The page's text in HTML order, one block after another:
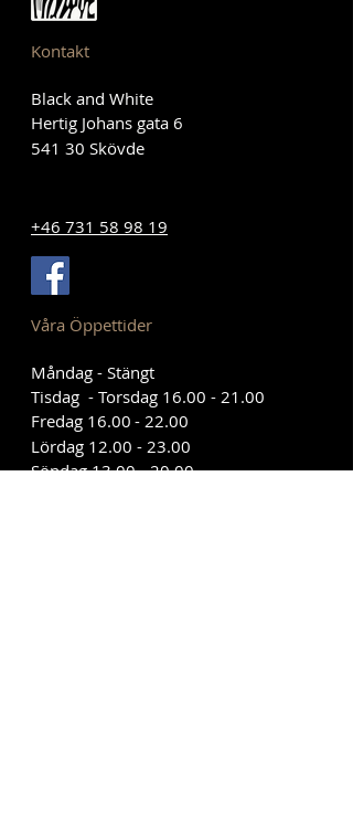
Kontakt
Black and White
Hertig Johans gata 6
541 30 Skövde
+46 731 58 98 19
Våra Öppettider
Måndag - Stängt
Tisdag - Torsdag 16.00 - 21.00
Fredag 16.00 - 22.00
Lördag 12.00 - 23.00
Söndag13.00 - 20.00